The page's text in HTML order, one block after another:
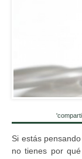
Si estás
no tienes por